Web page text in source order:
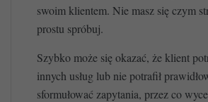
swoim klientem. Nie masz się czym
prostu spróbuj.
Szybko może się okazać, że klient
innych usług lub nie potrafił
sformułować zapytania, przez co